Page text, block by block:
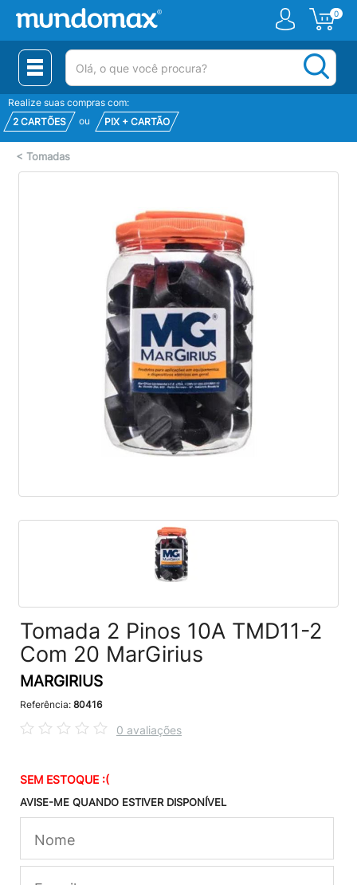
0
(pesquisar)
Realize suas compras com:
2 CARTÕES
ou PIX + CARTÃO
< Tomadas
Tomada 2 Pinos 10A TMD11-2
Com 20 MarGirius
MARGIRIUS
Referência: 80416
0 avaliações
SEM ESTOQUE :(
AVISE-ME QUANDO ESTIVER DISPONÍVEL